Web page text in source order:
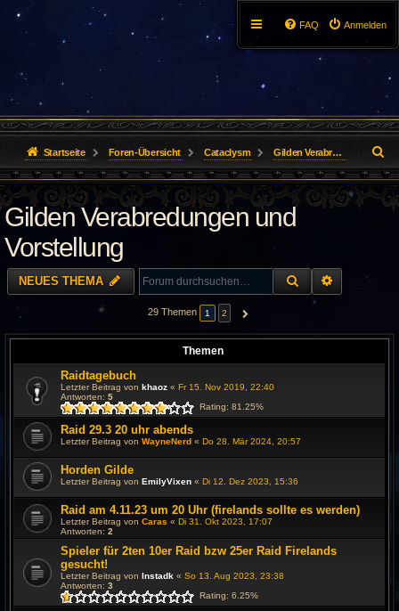
Anmelden
FAQ
Startseite Foren-Übersicht Cataclysm Gilden Verabredungen und Vorstellung
u
c
Gilden Verabredungen und
Vorstellung
NEUES THEMA SUCHE
29 Themen 1 2 NÄCHSTE
Themen
Raidtagebuch
Letzter Beitrag von khaoz « Fr 15. Nov 2019, 22:40
Antworten: 5
Rating: 81.25%
Raid 29.3 20 uhr abends
Letzter Beitrag von WayneNerd « Do 28. Mär 2024, 20:57
Horden Gilde
Letzter Beitrag von EmilyVixen « Di 12. Dez 2023, 15:36
Raid am 4.11.23 um 20 Uhr (firelands sollte es werden)
Letzter Beitrag von Caras « Di 31. Okt 2023, 17:07
Antworten: 2
Spieler für 2ten 10er Raid bzw 25er Raid Firelands
gesucht!
Letzter Beitrag von Instadk « So 13. Aug 2023, 23:38
Antworten: 3
Rating: 6.25%